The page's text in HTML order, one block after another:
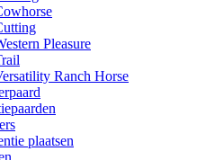
Pleasure
Ranch Horse
plaatsen